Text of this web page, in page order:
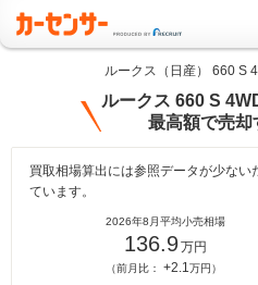
ルークス（日産） 660 S
ルークス 660 S
最高額で売却
買取相場算出には参照データが少ない
ています。
2026年8月平均小売相場
136.9万円
（前月比： +2.1万円）